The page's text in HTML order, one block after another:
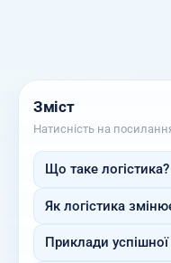
Зміст
Натисність на
Що таке логістика?
Як логістика
Приклади успішної